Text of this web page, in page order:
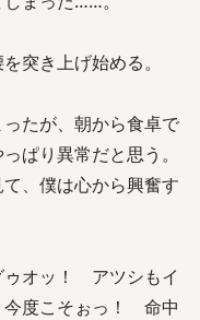
突き上げ始める。
たが、朝から食卓で
ぱり異常だと思う。
、僕は心から興奮す
オッ！ アツシもイ
度こそぉっ！ 命中